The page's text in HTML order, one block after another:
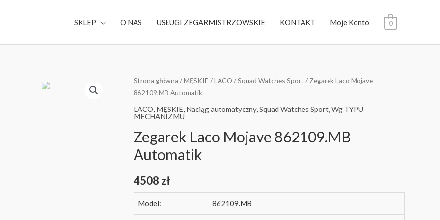
SKLEP O NAS USŁUGI ZEGARMISTRZOWSKIE KONTAKT Moje Konto 0
Strona główna /MĘSKIE /LACO /Squad Watches Sport / Zegarek Laco Mojave
862109.MB Automatik
LACO, MĘSKIE, Naciąg automatyczny,Squad Watches Sport,Wg TYPU
MECHANIZMU
Zegarek Laco Mojave 862109.MB
Automatik
4508 zł
Model: 862109.MB